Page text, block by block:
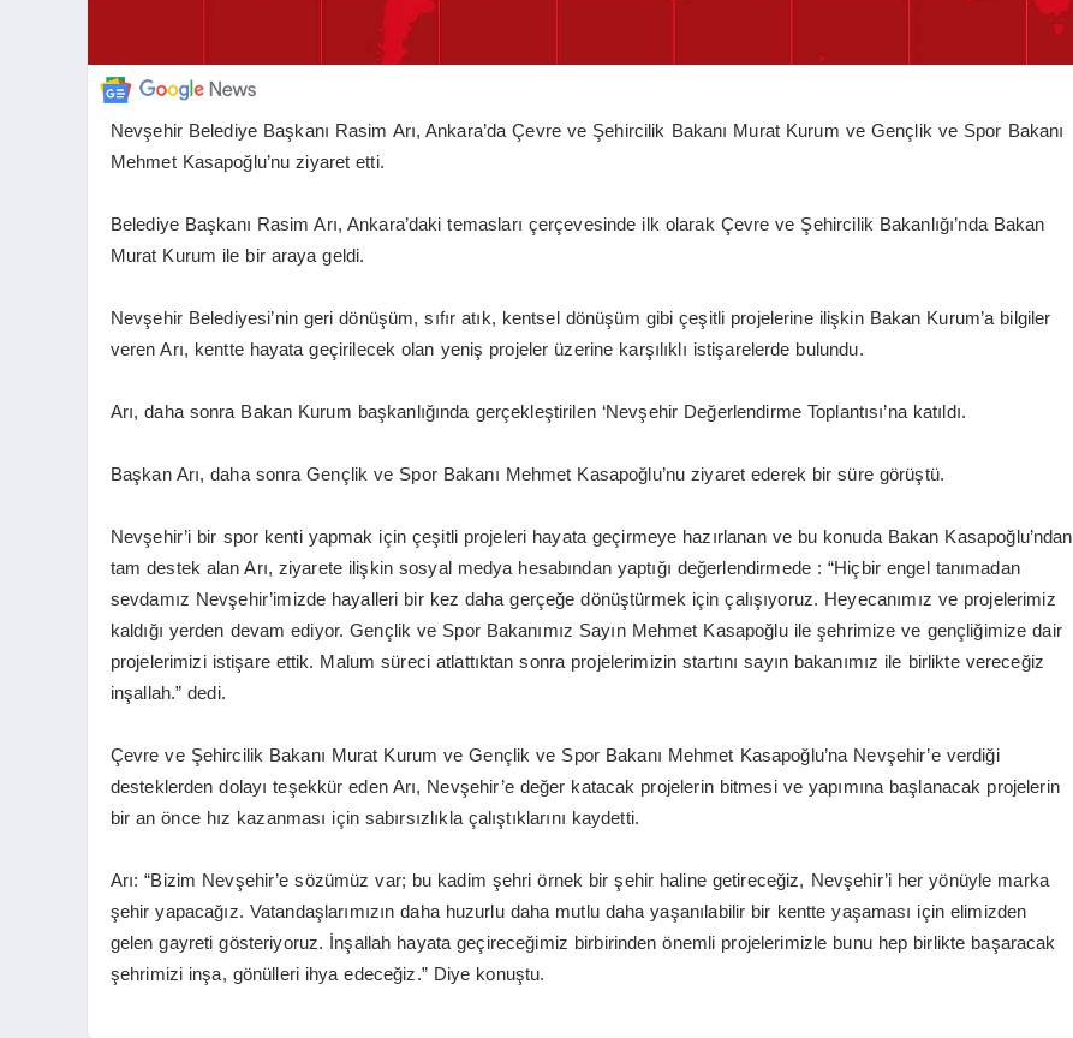
Nevşehir Belediye Başkanı Rasim Arı, Ankara’da Çevre ve Şehircilik Bakanı Murat Kurum ve Gençlik ve Spor Bakanı
Mehmet Kasapoğlu’nu ziyaret etti.
Belediye Başkanı Rasim Arı, Ankara’daki temasları çerçevesinde ilk olarak Çevre ve Şehircilik Bakanlığı’nda Bakan
Murat Kurum ile bir araya geldi.
Nevşehir Belediyesi’nin geri dönüşüm, sıfır atık, kentsel dönüşüm gibi çeşitli projelerine ilişkin Bakan Kurum’a bilgiler
veren Arı, kentte hayata geçirilecek olan yeniş projeler üzerine karşılıklı istişarelerde bulundu.
Arı, daha sonra Bakan Kurum başkanlığında gerçekleştirilen ‘Nevşehir Değerlendirme Toplantısı’na katıldı.
Başkan Arı, daha sonra Gençlik ve Spor Bakanı Mehmet Kasapoğlu’nu ziyaret ederek bir süre görüştü.
Nevşehir’i bir spor kenti yapmak için çeşitli projeleri hayata geçirmeye hazırlanan ve bu konuda Bakan Kasapoğlu’ndan
tam destek alan Arı, ziyarete ilişkin sosyal medya hesabından yaptığı değerlendirmede : “Hiçbir engel tanımadan
sevdamız Nevşehir’imizde hayalleri bir kez daha gerçeğe dönüştürmek için çalışıyoruz. Heyecanımız ve projelerimiz
kaldığı yerden devam ediyor. Gençlik ve Spor Bakanımız Sayın Mehmet Kasapoğlu ile şehrimize ve gençliğimize dair
projelerimizi istişare ettik. Malum süreci atlattıktan sonra projelerimizin startını sayın bakanımız ile birlikte vereceğiz
inşallah.” dedi.
Çevre ve Şehircilik Bakanı Murat Kurum ve Gençlik ve Spor Bakanı Mehmet Kasapoğlu’na Nevşehir’e verdiği
desteklerden dolayı teşekkür eden Arı, Nevşehir’e değer katacak projelerin bitmesi ve yapımına başlanacak projelerin
bir an önce hız kazanması için sabırsızlıkla çalıştıklarını kaydetti.
Arı: “Bizim Nevşehir’e sözümüz var; bu kadim şehri örnek bir şehir haline getireceğiz, Nevşehir’i her yönüyle marka
şehir yapacağız. Vatandaşlarımızın daha huzurlu daha mutlu daha yaşanılabilir bir kentte yaşaması için elimizden
gelen gayreti gösteriyoruz. İnşallah hayata geçireceğimiz birbirinden önemli projelerimizle bunu hep birlikte başaracak
şehrimizi inşa, gönülleri ihya edeceğiz.” Diye konuştu.